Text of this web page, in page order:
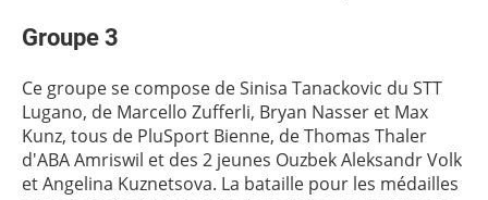
Groupe 3
Ce groupe se compose de Sinisa Tanackovic du STT
Lugano, de Marcello Zufferli, Bryan Nasser et Max
Kunz, tous de PluSport Bienne, de Thomas Thaler
d'ABA Amriswil et des 2 jeunes Ouzbek Aleksandr Volk
et Angelina Kuznetsova. La bataille pour les médailles